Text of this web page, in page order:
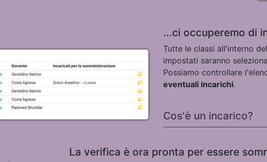
...ci occuperemo di
Tutte le classi all'interno
impostati saranno
Possiamo controllare
eventuali incarichi.
Cos'è un incarico?
La verifica è ora pronta per essere